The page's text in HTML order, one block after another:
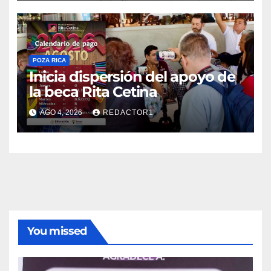
POZA RICA
Inicia dispersión del apoyo de
la beca Rita Cetina
AGO 4, 2026 REDACTOR1
You missed